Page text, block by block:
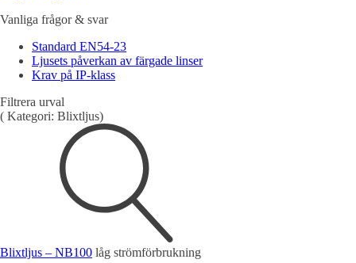
Kombinerade enheter
Larmklockor
Tillbehör
LED-indikatorer Detektorer
Strömförsörjning
Vanliga frågor & svar
Standard EN54-23
Ljusets påverkan av färgade linser
Krav på IP-klass
Filtrera urval
( Kategori: Blixtljus)
Blixtljus – NB100 låg strömförbrukning